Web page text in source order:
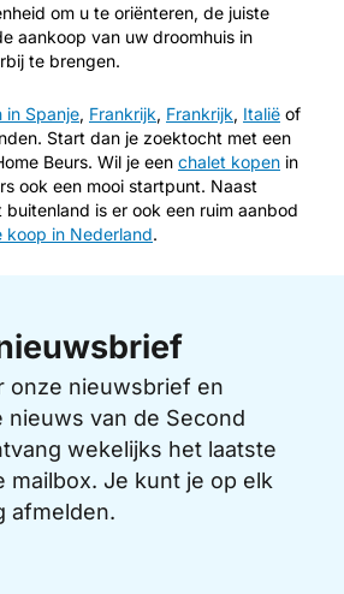
om u te oriënteren, de juiste
aankoop van uw droomhuis in
te brengen.
in Spanje, Frankrijk, Frankrijk, Italië of
Start dan je zoektocht met een
Beurs. Wil je een chalet kopen in
ook een mooi startpunt. Naast
is er ook een ruim aanbod
koop in Nederland.
onze nieuwsbrief en
nieuws van de Second
wekelijks het laatste
mailbox. Je kunt je op elk
afmelden.